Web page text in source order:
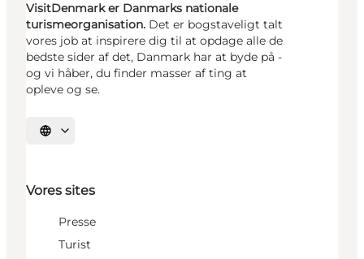
VisitDenmark er Danmarks nationale
turismeorganisation. Det er bogstaveligt talt
vores job at inspirere dig til at opdage alle de
bedste sider af det, Danmark har at byde på -
og vi håber, du finder masser af ting at
opleve og se.
Vælg sprog
Vores sites
Presse
Turist